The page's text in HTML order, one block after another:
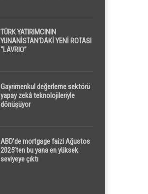
TÜRK YATIRIMCININ
YUNANİSTAN’DAKİ YENİ ROTASI
“LAVRIO”
Gayrimenkul değerleme sektörü
yapay zekâ teknolojileriyle
dönüşüyor
ABD’de mortgage faizi Ağustos
2025’ten bu yana en yüksek
seviyeye çıktı